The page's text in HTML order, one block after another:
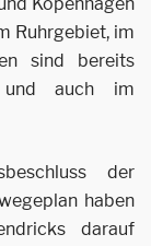
Ruhrgebiet, im
sind bereits
und auch im
der
haben
darauf